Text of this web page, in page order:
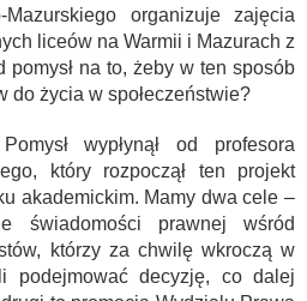
Mazurskiego organizuje zajęcia
liceów na Warmii i Mazurach z
pomysł na to, żeby w ten sposób
do życia w społeczeństwie?
wypłynął od profesora
który rozpoczął ten projekt
akademickim. Mamy dwa cele –
świadomości prawnej wśród
którzy za chwilę wkroczą w
podejmować decyzję, co dalej